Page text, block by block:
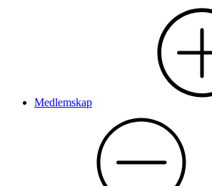
Medlemskap